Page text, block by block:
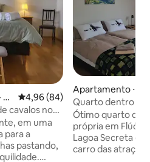
o
4,96 de uma avaliação média
4,96 (84)
cavalos no
em uma
para a
pastando,
Apartamento ⋅
Quarto dentro do
Ótimo quarto de
própria em Flúðir. Flúðir é a casa da
Lagoa Secreta e
carro das